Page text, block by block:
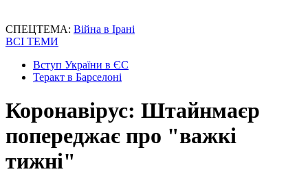
СПЕЦТЕМА: Війна в Ірані
ВСІ ТЕМИ
Вступ України в ЄС
Теракт в Барселоні
Коронавірус: Штайнмаєр
попереджає про "важкі
тижні"